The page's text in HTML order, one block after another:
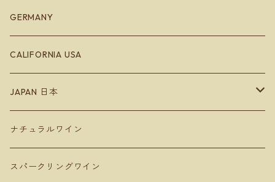
Bodegas Loli Casado
リオハ
Bodegas Loli Casado
ガリシア地方
Raúl Pérez
バレンシア地方
ラ・マンチャ地方
アンダルシア地方
ボルドー
ラングドッグ
アルザス
ジュラ
エミリオロマーニャ
GERMANY
CALIFORNIA USA
JAPAN 日本
Hokkaido 北海道
Domaine Takahiko ドメーヌタカヒコ
青森
ナチュラルワイン
スパークリングワイン